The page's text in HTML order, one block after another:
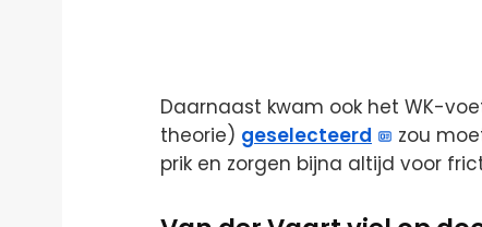
Daarnaast kwam ook het WK-
theorie) geselecteerd
zou
prik en zorgen bijna altijd voor